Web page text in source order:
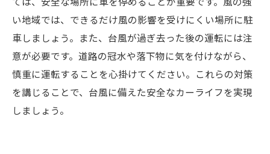
ては、安全な場所に車を停めることが重要です。風の強
い地域では、できるだけ風の影響を受けにくい場所に駐
車しましょう。また、台風が過ぎ去った後の運転には注
意が必要です。道路の冠水や落下物に気を付けながら、
慎重に運転することを心掛けてください。これらの対策
を講じることで、台風に備えた安全なカーライフを実現
しましょう。